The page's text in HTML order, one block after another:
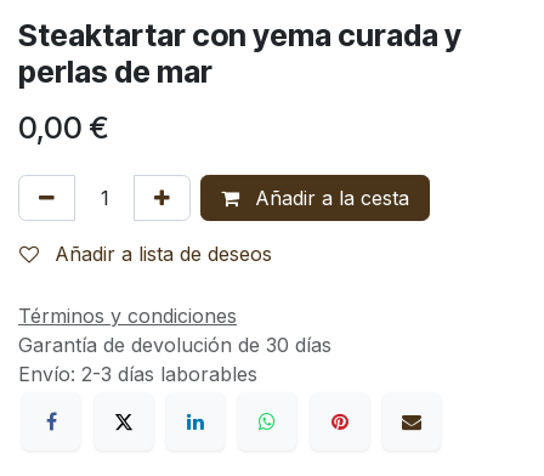
Steaktartar con yema curada y
perlas de mar
0,00 €
Añadir a la cesta
Añadir a lista de deseos
Términos y condiciones
Garantía de devolución de 30 días
Envío: 2-3 días laborables